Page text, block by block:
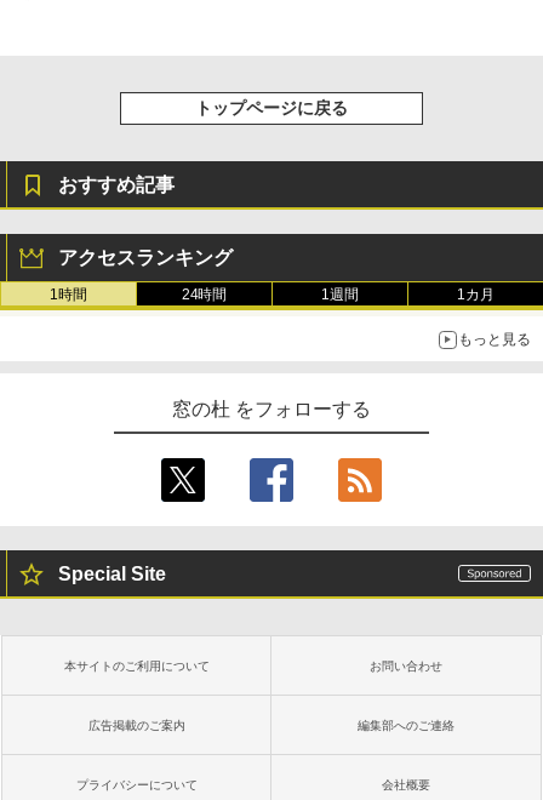
トップページに戻る
おすすめ記事
アクセスランキング
1時間 24時間 1週間 1カ月
もっと見る
窓の杜 をフォローする
Special Site
本サイトのご利用について お問い合わせ
広告掲載のご案内 編集部へのご連絡
プライバシーについて 会社概要